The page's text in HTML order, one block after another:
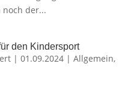
noch der...
den Kindersport
| 01.09.2024| Allgemein,